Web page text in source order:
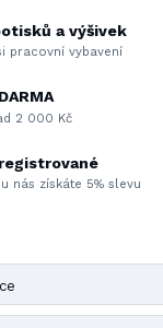
a výšivek
pracovní vybavení
2 000 Kč
nás získáte 5% slevu